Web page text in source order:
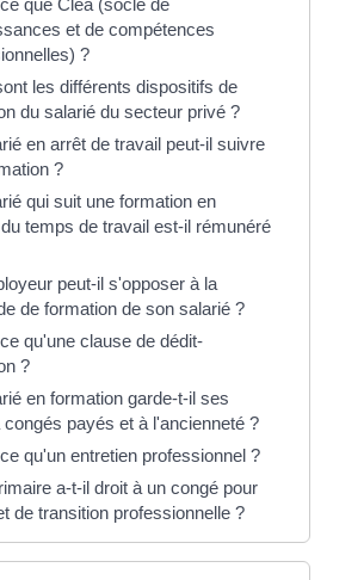
et de compétences
?
les différents dispositifs de
du salarié du secteur privé ?
en arrêt de travail peut-il suivre
?
qui suit une formation en
temps de travail est-il rémunéré
peut-il s'opposer à la
de formation de son salarié ?
qu'une clause de dédit-
?
en formation garde-t-il ses
congés payés et à l'ancienneté ?
qu'un entretien professionnel ?
a-t-il droit à un congé pour
de transition professionnelle ?